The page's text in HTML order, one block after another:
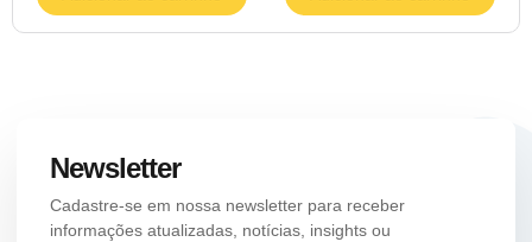
Newsletter
Cadastre-se em nossa newsletter para receber
informações atualizadas, notícias, insights ou